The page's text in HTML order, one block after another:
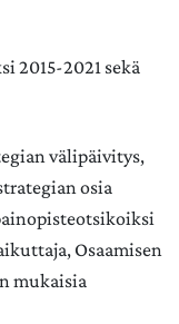
2015-2021 sekä
välipäivitys,
osia
Osaamisen
mukaisia